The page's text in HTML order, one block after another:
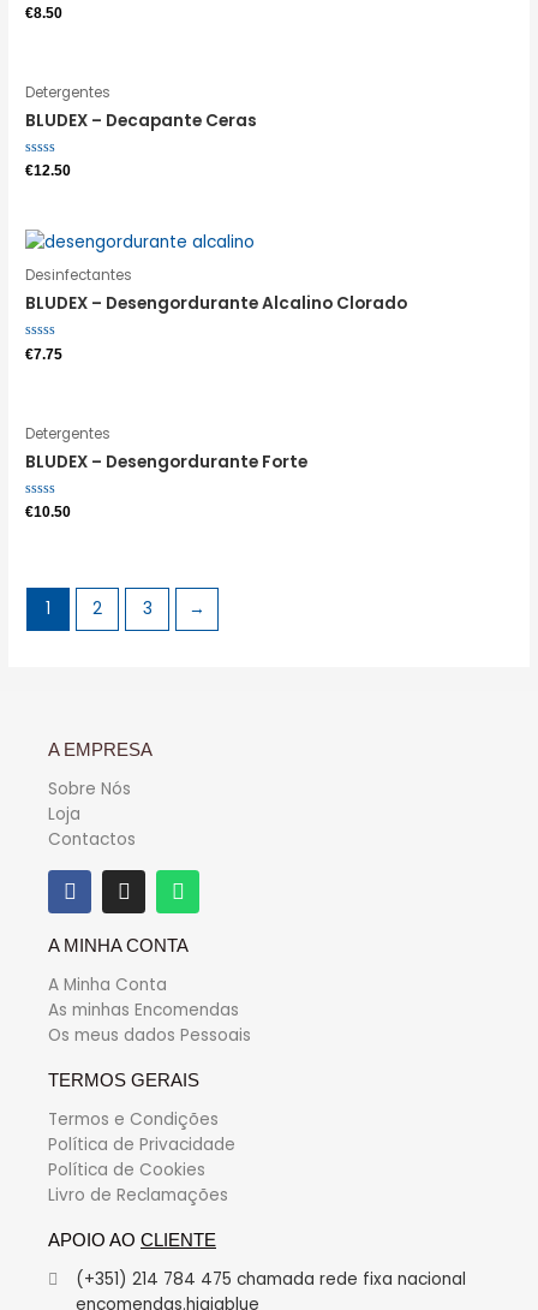
Avaliação
0
€8.50
Detergentes
BLUDEX – Decapante Ceras
Avaliação
€12.50
Desinfectantes
BLUDEX – Desengordurante Alcalino Clorado
Avaliação
0
€7.75
Detergentes
BLUDEX – Desengordurante Forte
Avaliação
€10.50
1 2 3 →
A EMPRESA
Sobre Nós
Loja
Contactos
A MINHA CONTA
A Minha Conta
As minhas Encomendas
Os meus dados Pessoais
TERMOS GERAIS
Termos e Condições
Política de Privacidade
Política de Cookies
Livro de Reclamações
APOIO AO CLIENTE
(+351) 214 784 475 chamada rede fixa nacional
encomendas.higiablue